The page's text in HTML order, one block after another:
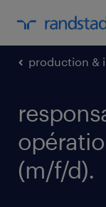
production &
(m/f/d).